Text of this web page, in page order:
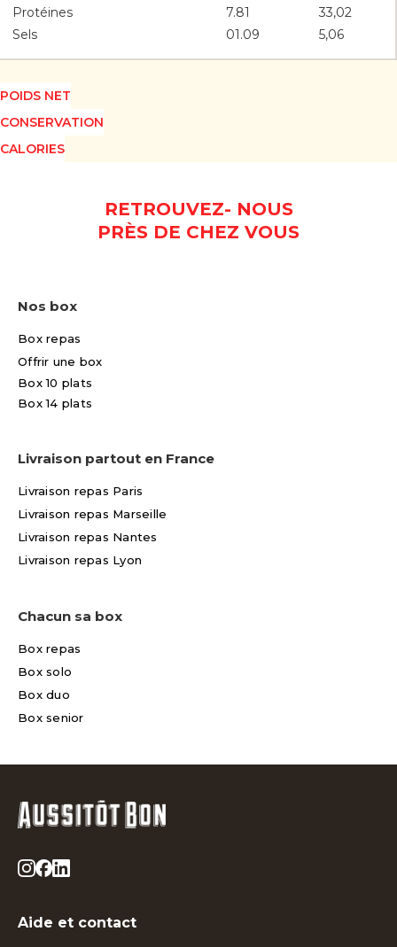
Protéines
Sels
7.81
01.09
33,02
5,06
POIDS NET
CONSERVATION
CALORIES
RETROUVEZ- NOUS
PRÈS DE CHEZ VOUS
Nos box
Box repas
Offrir une box
Box 10 plats
Box 14 plats
Livraison partout en France
Livraison repas Paris
Livraison repas Marseille
Livraison repas Nantes
Livraison repas Lyon
Chacun sa box
Box repas
Box solo
Box duo
Box senior
Aide et contact